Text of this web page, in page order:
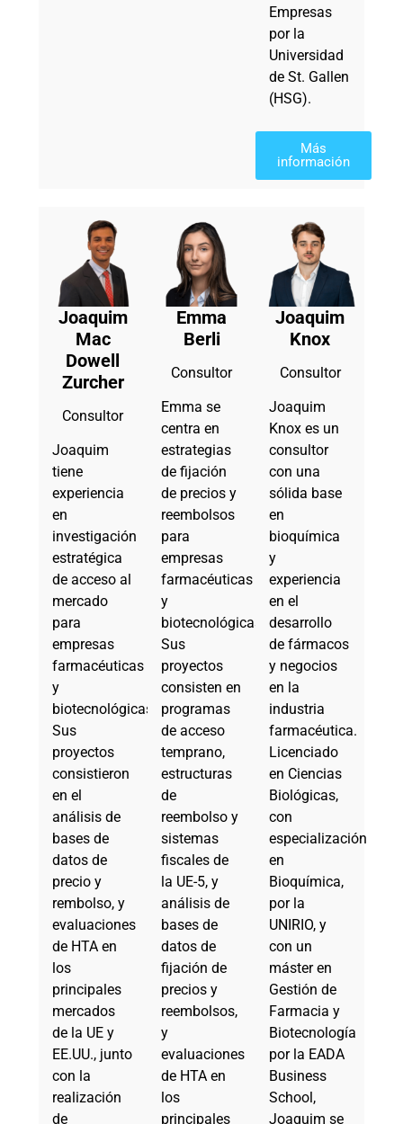
Empresas
por la
Universidad
de St. Gallen
(HSG).
Más
información
Joaquim
Mac
Dowell
Zurcher
Consultor
Joaquim
tiene
experiencia
en
investigación
estratégica
de acceso al
mercado
para
empresas
farmacéuticas
y
biotecnológicas.
Sus
proyectos
consistieron
en el
análisis de
bases de
datos de
precio y
rembolso, y
evaluaciones
de HTA en
los
principales
mercados
de la UE y
EE.UU., junto
con la
realización
de
Emma
Berli
Consultor
Emma se
centra en
estrategias
de fijación
de precios y
reembolsos
para
empresas
farmacéuticas
y
biotecnológicas.
Sus
proyectos
consisten en
programas
de acceso
temprano,
estructuras
de
reembolso y
sistemas
fiscales de
la UE-5, y
análisis de
bases de
datos de
fijación de
precios y
reembolsos,
y
evaluaciones
de HTA en
los
principales
Joaquim
Knox
Consultor
Joaquim
Knox es un
consultor
con una
sólida base
en
bioquímica
y
experiencia
en el
desarrollo
de fármacos
y negocios
en la
industria
farmacéutica.
Licenciado
en Ciencias
Biológicas,
con
especialización
en
Bioquímica,
por la
UNIRIO, y
con un
máster en
Gestión de
Farmacia y
Biotecnología
por la EADA
Business
School,
Joaquim se